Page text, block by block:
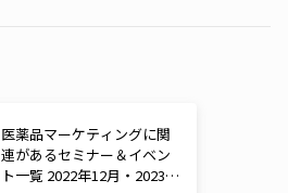
医薬品マーケティングに関
連があるセミナー＆イベン
ト一覧 2022年12月・2023年